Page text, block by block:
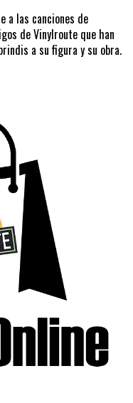
a las canciones de
de Vinylroute que han
a su figura y su obra.